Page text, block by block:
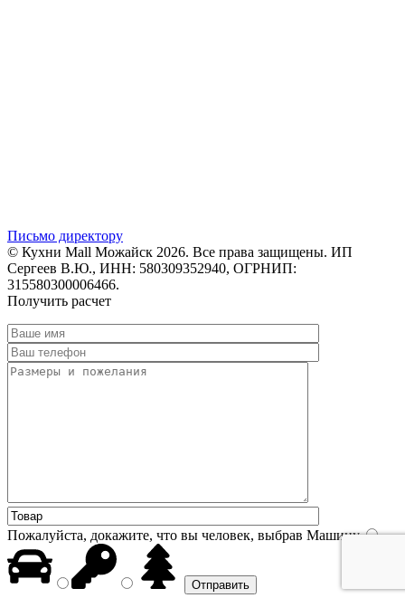
Письмо директору
© Кухни Mall Можайск 2026. Все права защищены. ИП
Сергеев В.Ю., ИНН: 580309352940, ОГРНИП:
315580300006466.
Получить расчет
Пожалуйста, докажите, что вы человек, выбрав Машину.